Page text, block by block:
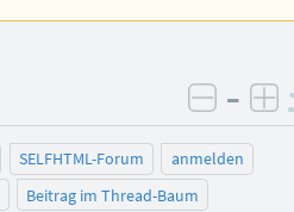
–
SELFHTML-Forum
anmelden
Beitrag im Thread-Baum